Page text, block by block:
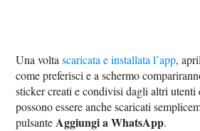
Una voltascaricata e installata l’app,
come preferisci e a schermo
sticker creati e condivisi dagli altri utenti
possono essere anche scaricati
pulsante Aggiungi a WhatsApp.